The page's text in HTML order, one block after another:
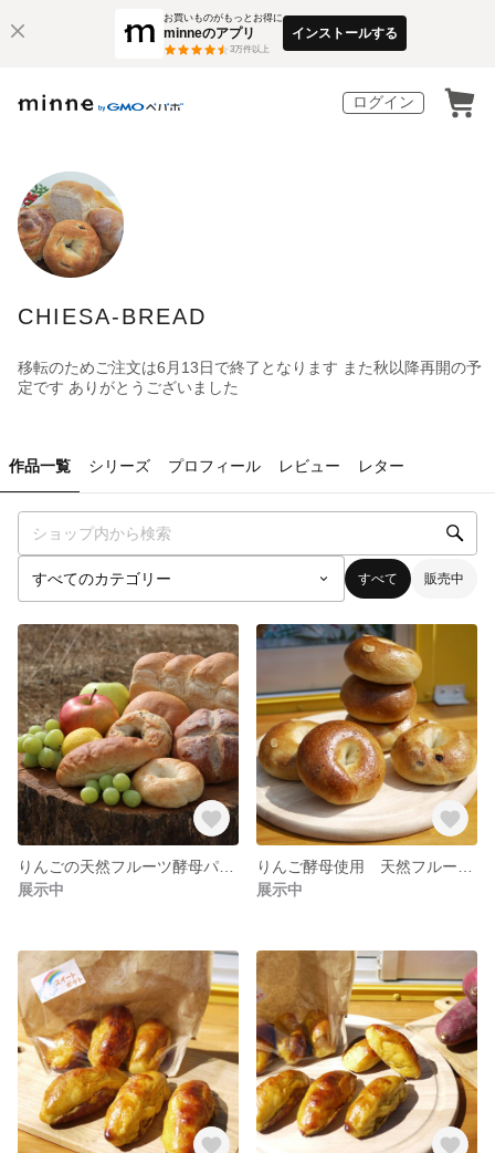
お買いものがもっとお得に
minneのアプリ
3万件以上
インストールする
ログイン
CHIESA-BREAD
移転のためご注文は6月13日で終了となります また秋以降再開の予
定です ありがとうございました
作品一覧 シリーズ プロフィール レビュー レター
すべて 販売中
展示中
展示中